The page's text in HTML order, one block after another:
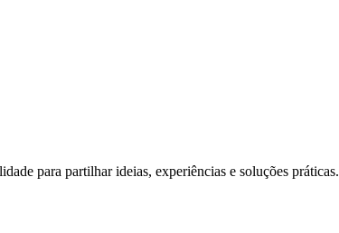
para partilhar ideias, experiências e soluções práticas.